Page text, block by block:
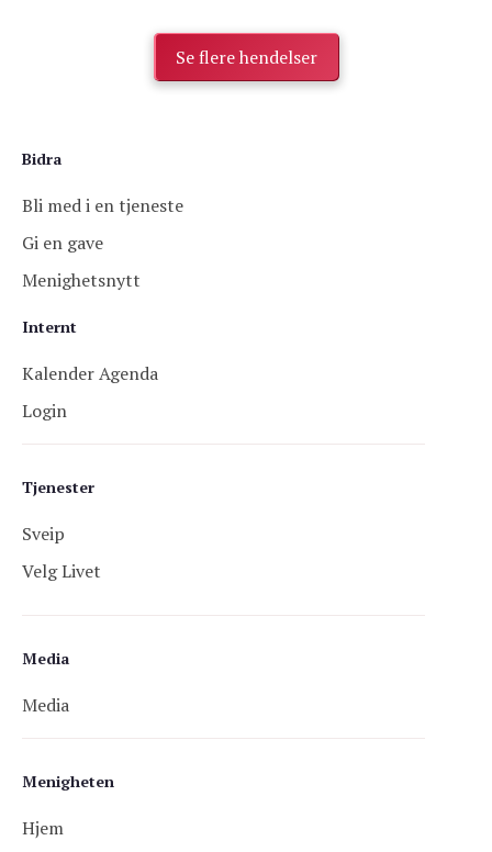
Se flere hendelser
Menigheten
Hjem
Tjenester
Sveip
Velg Livet
Media
Media
Bidra
Bli med i en tjeneste
Gi en gave
Menighetsnytt
Internt
Kalender Agenda
Login